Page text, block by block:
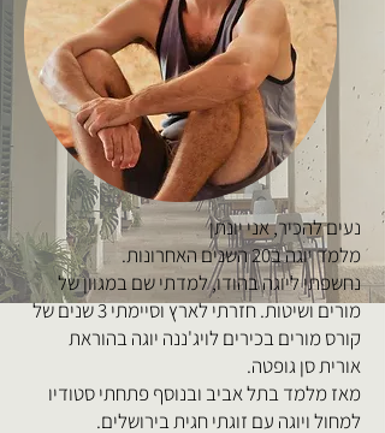
נעים להכיר, אני יונתן
מלמד יוגה ב20 השנים האחרונות.
נחשפתי ליוגה בהודו, למדתי שם במגוון של
מורים ושיטות. חזרתי לארץ וסיימתי 3 שנים של
קורס מורים בכירים לויג'ננה יוגה בהוראת
אורית סן גופטה.
מאז מלמד בתל אביב ובנוסף פתחתי סטודיו
למחול ויוגה עם זוגתי חגית בירושלים.